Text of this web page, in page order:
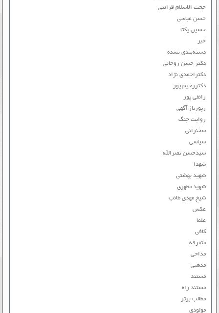
حجت الاسلام قرائتی
حسن عباسی
حسین یکتا
خبر
دسته‌بندی نشده
دکتر حسن روحانی
دکتراحمدی نژاد
دکتررحیم پور
رائفی پور
رپورتاژ آگهی
روایت جنگ
سخنرانی
سیاسی
سیدحسن نصرالله
شهدا
شهید بهشتی
شهید مطهری
شیخ مهدی طائب
عکس
علما
کافی
متفرقه
مداحی
مذهبی
مستند
مستند راه
مطالب برتر
مولودی